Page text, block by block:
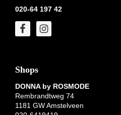
020-64 197 42
Shops
DONNA by ROSMODE
Rembrandtweg 74
1181 GW Amstelveen